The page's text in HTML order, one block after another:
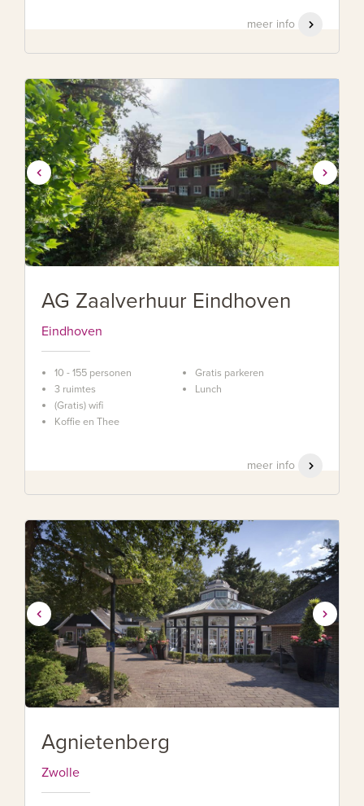
meer info
AG Zaalverhuur Eindhoven
Eindhoven
10 - 155 personen
3 ruimtes
(Gratis) wifi
Koffie en Thee
Gratis parkeren
Lunch
meer info
Agnietenberg
Zwolle